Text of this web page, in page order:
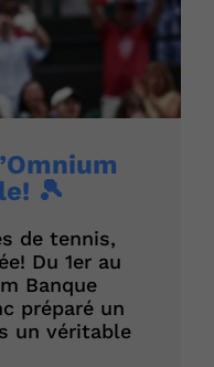
🎾
de tennis,
Du 1er au
Banque
préparé un
un véritable